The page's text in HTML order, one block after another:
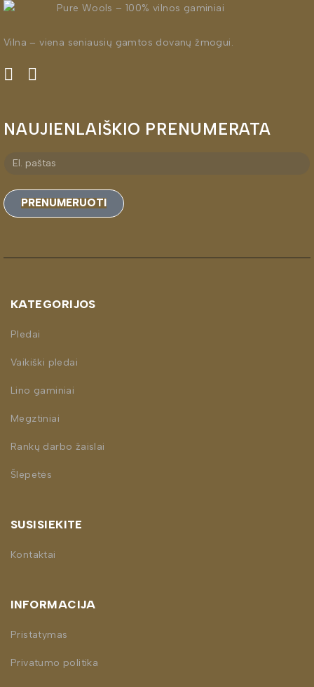
Vilna – viena seniausių gamtos dovanų žmogui.
NAUJIENLAIŠKIO PRENUMERATA
PRENUMERUOTI
KATEGORIJOS
Pledai
Vaikiški pledai
Lino gaminiai
Megztiniai
Rankų darbo žaislai
Šlepetės
SUSISIEKITE
Kontaktai
INFORMACIJA
Pristatymas
Privatumo politika